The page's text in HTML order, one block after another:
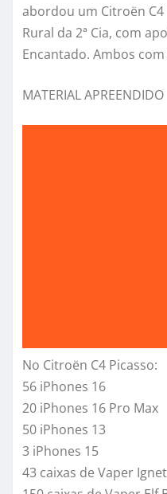
abordou um Citroën
Rural da 2ª Cia, com
Encantado. Ambos
MATERIAL APREENDIDO
No Citroën C4 Picasso:
56 iPhones 16
20 iPhones 16 Pro Max
50 iPhones 13
3 iPhones 15
43 caixas de Vaper